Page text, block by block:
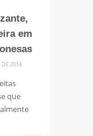
em
DE 2014
que